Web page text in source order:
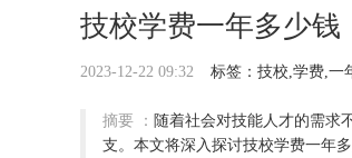
技校学费一年多少钱
2023-12-22 09:32 标签：技校,学费,一
摘要 ： 随着社会对技能人才的需求
支。本文将深入探讨技校学费一年